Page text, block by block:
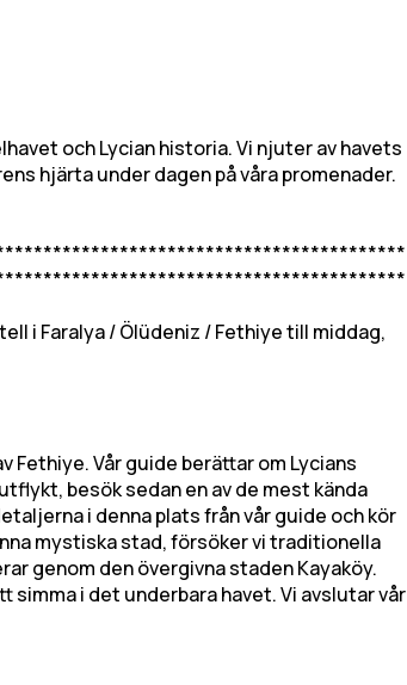
och Lycian historia. Vi njuter av havets
hjärta under dagen på våra promenader.
i Faralya / Ölüdeniz / Fethiye till middag,
Fethiye. Vår guide berättar om Lycians
besök sedan en av de mest kända
i denna plats från vår guide och kör
mystiska stad, försöker vi traditionella
genom den övergivna staden Kayaköy.
simma i det underbara havet. Vi avslutar vår